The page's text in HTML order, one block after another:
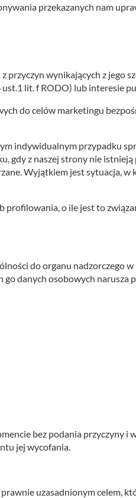
przekazanych nam
wynikających z jego
lit. f RODO) lub interesie
do celów marketingu
indywidualnym przypadku
gdy z naszej strony nie
Wyjątkiem jest sytuacja,
profilowania, o ile jest to
do organu nadzorczego
danych osobowych narusza
bez podania przyczyny i
jej wycofania.
uzasadnionym celem,